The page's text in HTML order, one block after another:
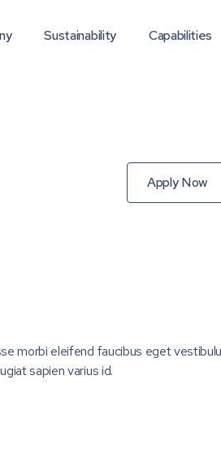
Sustainability Capabilities
Apply Now
morbi eleifend faucibus eget
sapien varius id.